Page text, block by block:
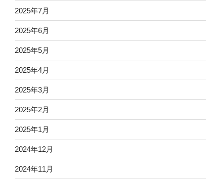
2025年7月
2025年6月
2025年5月
2025年4月
2025年3月
2025年2月
2025年1月
2024年12月
2024年11月